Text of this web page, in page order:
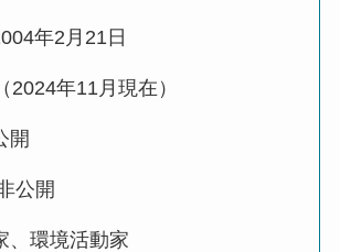
年2月21日
2024年11月現在）
開
公開
、環境活動家